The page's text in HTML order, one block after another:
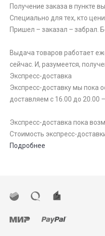
Получение заказа в пункте
Специально для тех, кто
Пришел – заказал – забрал.
Выдача товаров работает
сейчас. И, разумеется,
Экспресс-доставка
Экспресс-доставку мы пока
доставляем с 16.00 до 20.00
Экспресс-доставка пока
Стоимость экспресс-
Подробнее